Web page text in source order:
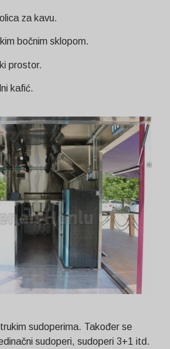
za kavu.
bočnim sklopom.
prostor.
kafić.
sudoperima. Također se
sudoperi, sudoperi 3+1 itd.